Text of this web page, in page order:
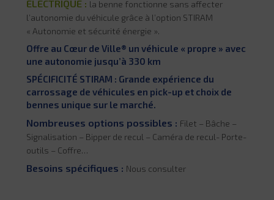
ÉLECTRIQUE : la benne fonctionne sans affecter
l’autonomie du véhicule grâce à l’option STIRAM
« Autonomie et sécurité énergie ».
Offre au Cœur de Ville® un véhicule « propre » avec
une autonomie jusqu’à 330 km
SPÉCIFICITÉ STIRAM : Grande expérience du
carrossage de véhicules en pick-up et choix de
bennes unique sur le marché.
Nombreuses options possibles : Filet – Bâche –
Signalisation – Bipper de recul – Caméra de recul- Porte-
outils – Coffre…
Besoins spécifiques : Nous consulter